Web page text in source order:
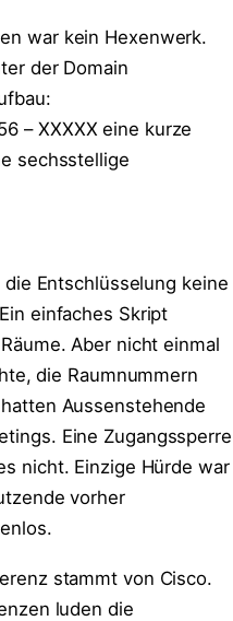
war kein Hexenwerk.
der Domain
– XXXXX eine kurze
sechsstellige
die Entschlüsselung keine
einfaches Skript
Aber nicht einmal
die Raumnummern
Aussenstehende
Eine Zugangssperre
nicht. Einzige Hürde war
vorher
stammt von Cisco.
luden die